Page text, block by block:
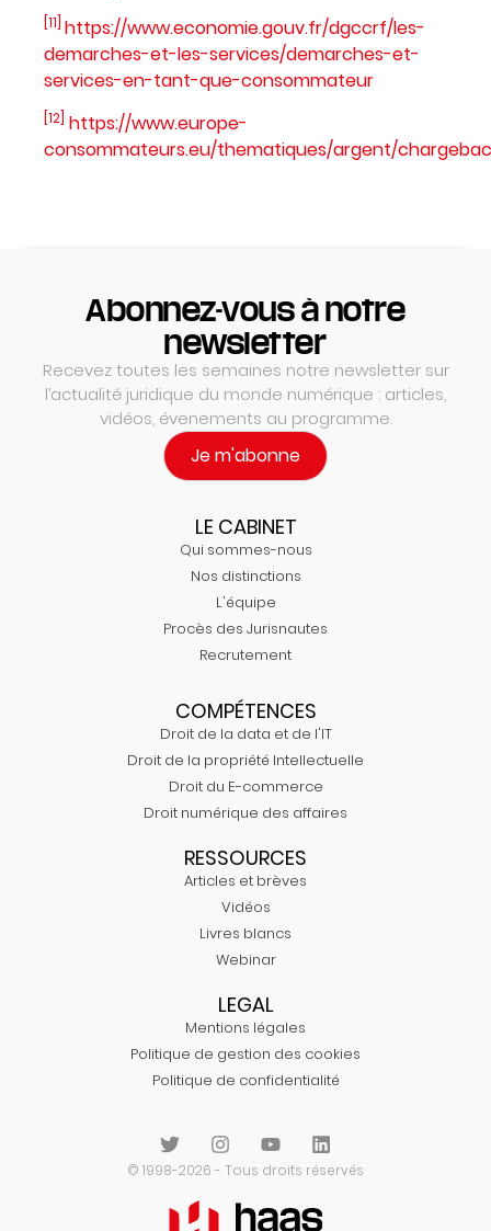
[11] https://www.economie.gouv.fr/dgccrf/les-
demarches-et-les-services/demarches-et-
services-en-tant-que-consommateur
[12] https://www.europe-
consommateurs.eu/thematiques/argent/
Abonnez-vous à notre
newsletter
Recevez toutes les semaines notre newsletter sur
l’actualité juridique du monde numérique : articles,
vidéos, évenements au programme.
Je m'abonne
LE CABINET
Qui sommes-nous
Nos distinctions
L'équipe
Procès des Jurisnautes
Recrutement
COMPÉTENCES
Droit de la data et de l'IT
Droit de la propriété Intellectuelle
Droit du E-commerce
Droit numérique des affaires
RESSOURCES
Articles et brèves
Vidéos
Livres blancs
Webinar
LEGAL
Mentions légales
Politique de gestion des cookies
Politique de confidentialité
© 1998-2026 - Tous droits réservés